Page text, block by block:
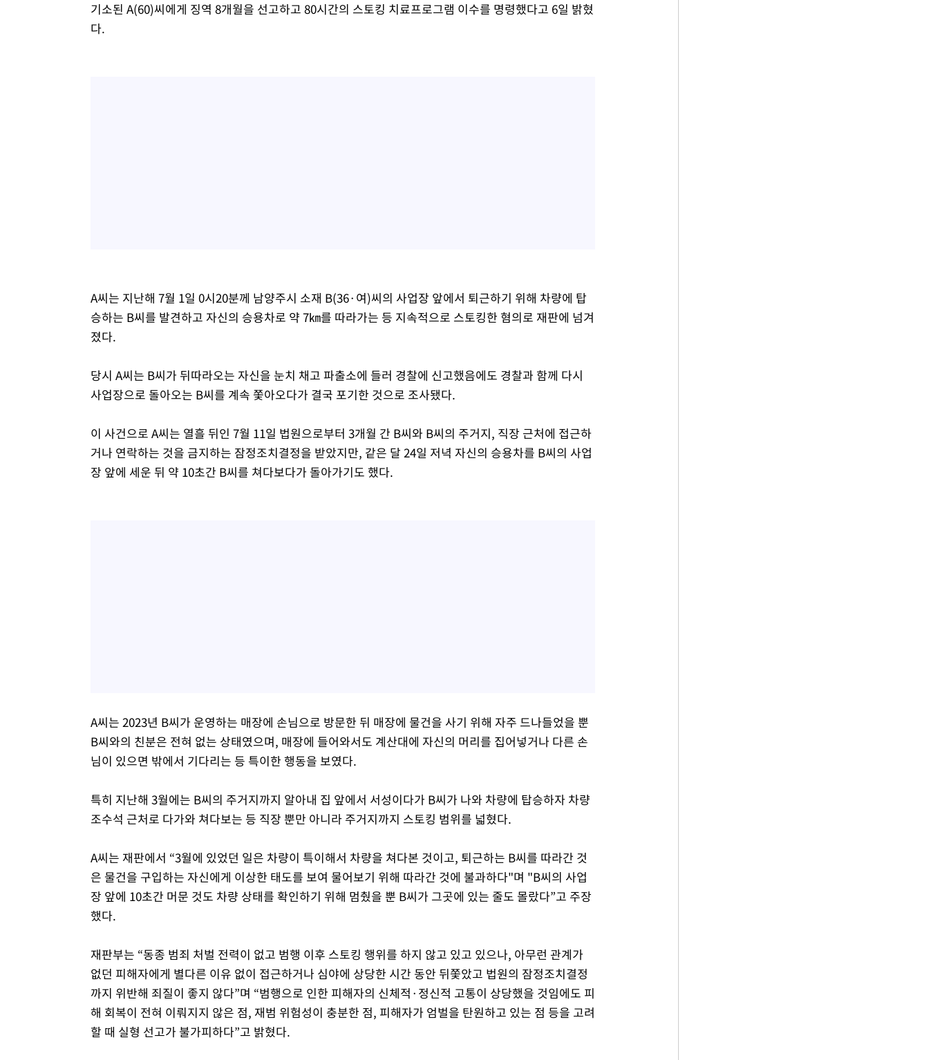
기소된 A(60)씨에게 징역 8개월을 선고하고 80시간의 스토킹 치료프로그램 이수를 명령했다고 6일 밝혔
다.
A씨는 지난해 7월 1일 0시20분께 남양주시 소재 B(36·여)씨의 사업장 앞에서 퇴근하기 위해 차량에 탑
승하는 B씨를 발견하고 자신의 승용차로 약 7㎞를 따라가는 등 지속적으로 스토킹한 혐의로 재판에 넘겨
졌다.
당시 A씨는 B씨가 뒤따라오는 자신을 눈치 채고 파출소에 들러 경찰에 신고했음에도 경찰과 함께 다시
사업장으로 돌아오는 B씨를 계속 쫓아오다가 결국 포기한 것으로 조사됐다.
이 사건으로 A씨는 열흘 뒤인 7월 11일 법원으로부터 3개월 간 B씨와 B씨의 주거지, 직장 근처에 접근하
거나 연락하는 것을 금지하는 잠정조치결정을 받았지만, 같은 달 24일 저녁 자신의 승용차를 B씨의 사업
장 앞에 세운 뒤 약 10초간 B씨를 쳐다보다가 돌아가기도 했다.
A씨는 2023년 B씨가 운영하는 매장에 손님으로 방문한 뒤 매장에 물건을 사기 위해 자주 드나들었을 뿐
B씨와의 친분은 전혀 없는 상태였으며, 매장에 들어와서도 계산대에 자신의 머리를 집어넣거나 다른 손
님이 있으면 밖에서 기다리는 등 특이한 행동을 보였다.
특히 지난해 3월에는 B씨의 주거지까지 알아내 집 앞에서 서성이다가 B씨가 나와 차량에 탑승하자 차량
조수석 근처로 다가와 쳐다보는 등 직장 뿐만 아니라 주거지까지 스토킹 범위를 넓혔다.
A씨는 재판에서 “3월에 있었던 일은 차량이 특이해서 차량을 쳐다본 것이고, 퇴근하는 B씨를 따라간 것
은 물건을 구입하는 자신에게 이상한 태도를 보여 물어보기 위해 따라간 것에 불과하다"며 "B씨의 사업
장 앞에 10초간 머문 것도 차량 상태를 확인하기 위해 멈췄을 뿐 B씨가 그곳에 있는 줄도 몰랐다”고 주장
했다.
재판부는 “동종 범죄 처벌 전력이 없고 범행 이후 스토킹 행위를 하지 않고 있고 있으나, 아무런 관계가
없던 피해자에게 별다른 이유 없이 접근하거나 심야에 상당한 시간 동안 뒤쫓았고 법원의 잠정조치결정
까지 위반해 죄질이 좋지 않다”며 “범행으로 인한 피해자의 신체적·정신적 고통이 상당했을 것임에도 피
해 회복이 전혀 이뤄지지 않은 점, 재범 위험성이 충분한 점, 피해자가 엄벌을 탄원하고 있는 점 등을 고려
할 때 실형 선고가 불가피하다”고 밝혔다.